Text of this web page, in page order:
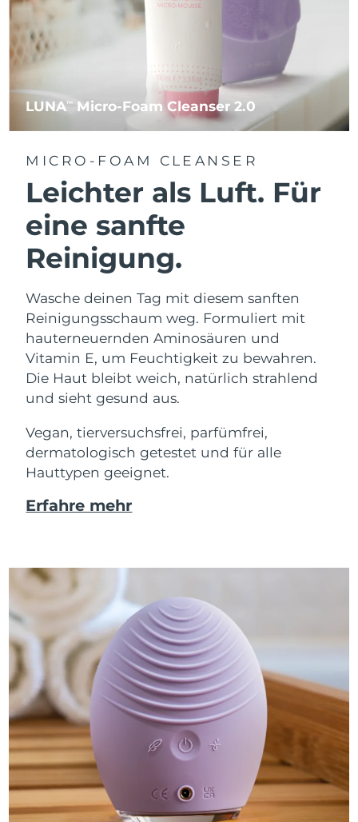
LUNATM Micro-Foam Cleanser 2.0
MICRO-FOAM CLEANSER
Leichter als Luft. Für
eine sanfte
Reinigung.
Wasche deinen Tag mit diesem sanften
Reinigungsschaum weg. Formuliert mit
hauterneuernden Aminosäuren und
Vitamin E, um Feuchtigkeit zu bewahren.
Die Haut bleibt weich, natürlich strahlend
und sieht gesund aus.
Vegan, tierversuchsfrei, parfümfrei,
dermatologisch getestet und für alle
Hauttypen geeignet.
Erfahre mehr